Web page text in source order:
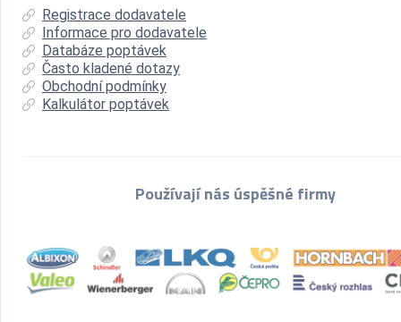
Registrace dodavatele
Informace pro dodavatele
Databáze poptávek
Často kladené dotazy
Obchodní podmínky
Kalkulátor poptávek
Používají nás úspěšné firmy